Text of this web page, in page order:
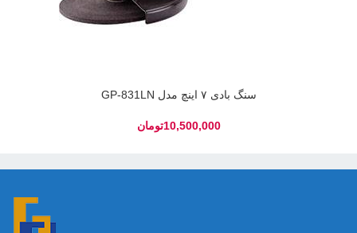
سنگ بادی ۷ اینچ مدل GP-831LN
تومان